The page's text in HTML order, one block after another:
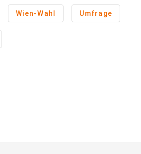
Wien-Wahl Umfrage